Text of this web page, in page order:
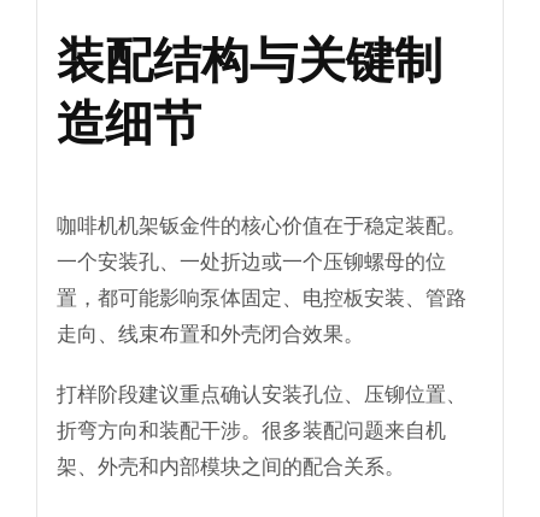
装配结构与关键制
造细节
咖啡机机架钣金件的核心价值在于稳定装配。
一个安装孔、一处折边或一个压铆螺母的位
置，都可能影响泵体固定、电控板安装、管路
走向、线束布置和外壳闭合效果。
打样阶段建议重点确认安装孔位、压铆位置、
折弯方向和装配干涉。很多装配问题来自机
架、外壳和内部模块之间的配合关系。